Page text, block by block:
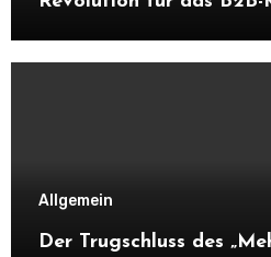
Allgemein
Der Trugschluss des